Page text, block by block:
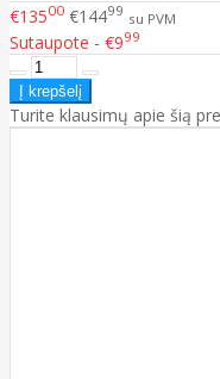
€13500 €14499 su PVM
Sutaupote - €999
Turite klausimų apie šią